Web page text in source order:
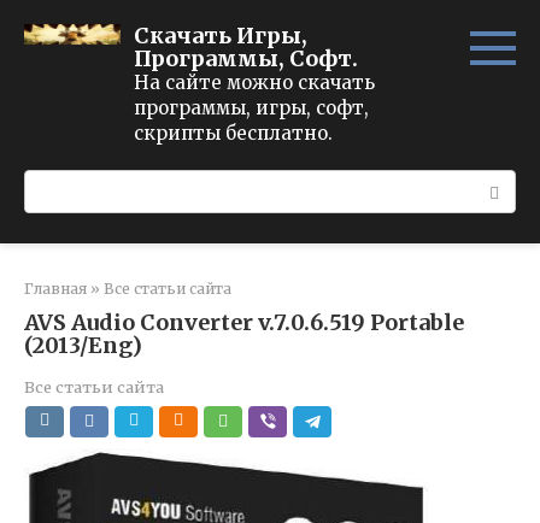
Скачать Игры,
Программы, Софт.
На сайте можно скачать
программы, игры, софт,
скрипты бесплатно.
Главная » Все статьи сайта
AVS Audio Converter v.7.0.6.519 Portable
(2013/Eng)
Все статьи сайта